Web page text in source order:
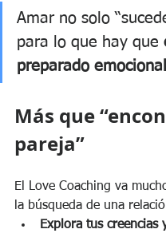
Amar no solo
para lo que hay que
preparado
Más que
pareja”
El Love Coaching va
la búsqueda de una
Explora tus creencias